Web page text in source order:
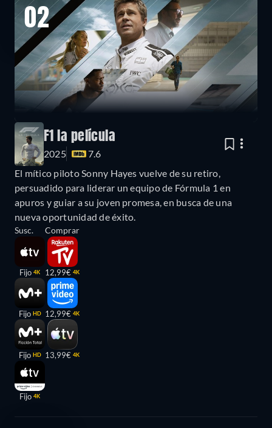
02
F1 la película
2025
7.6
El mítico piloto Sonny Hayes vuelve de su retiro,
persuadido para liderar un equipo de Fórmula 1 en
apuros y guiar a su joven promesa, en busca de una
nueva oportunidad de éxito.
Susc.
Fijo 4K
Fijo HD
Fijo HD
Fijo 4K
Comprar
12,99€ 4K
12,99€ 4K
13,99€ 4K